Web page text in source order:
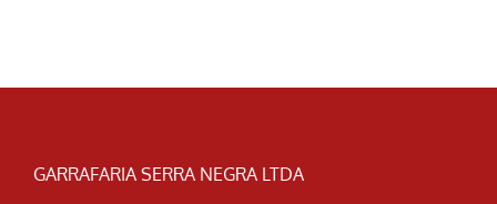
GARRAFARIA SERRA NEGRA LTDA